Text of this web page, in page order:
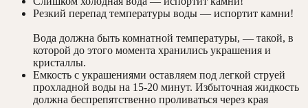
Резкий перепад температуры воды — испортит камни!
Вода должна быть комнатной температуры, — такой, в
которой до этого момента хранились украшения и
кристаллы.
Емкость с украшениями оставляем под легкой струей
прохладной воды на 15-20 минут. Избыточная жидкость
должна беспрепятственно проливаться через края